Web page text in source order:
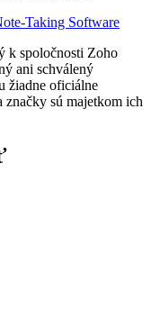
Taking Software
k spoločnosti Zoho
ani schválený
žiadne oficiálne
sú majetkom ich